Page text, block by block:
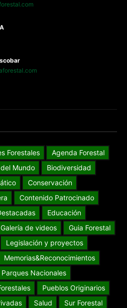
Forestales
Agenda Forestal
Mundo
Biodiversidad
Conservación
Contenido Patrocinado
Educación
Galería de videos
Guia Forestal
Legislación y proyectos
Memorias&Reconocimientos
Parques Nacionales
Pueblos Originarios
Salud
Sur Forestal